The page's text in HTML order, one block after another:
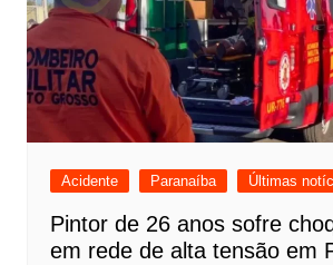
Acidente Paranaíba Últimas
Pintor de 26 anos sofre
em rede de alta tensão em